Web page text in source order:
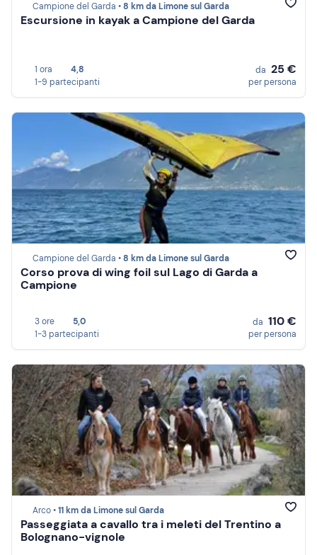
Campione del Garda •8 km da Limone sul Garda
Escursione in kayak a Campione del Garda
1 ora
4,8
1-9 partecipanti
da 25 €
per persona
Campione del Garda •8 km da Limone sul Garda
Corso prova di wing foil sul Lago di Garda a
Campione
3 ore
5,0
1-3 partecipanti
da 110 €
per persona
Arco •11 km da Limone sul Garda
Passeggiata a cavallo tra i meleti del Trentino a
Bolognano-vignole